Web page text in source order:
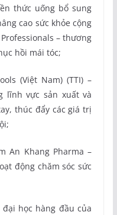
thức uống bổ sung
cao sức khỏe cộng
– thương
hồi mái tóc;
(Việt Nam) (TTI) –
lĩnh vực sản xuất và
thúc đẩy các giá trị
An Khang Pharma –
động chăm sóc sức
đại học hàng đầu của